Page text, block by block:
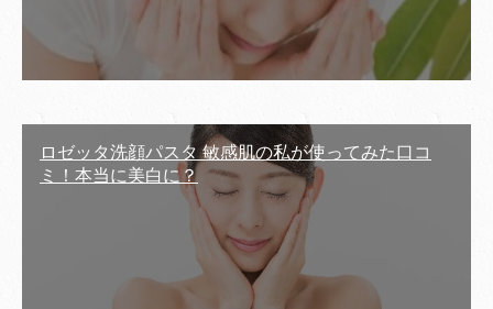
ロゼッタ洗顔パスタ 敏感肌の私が使ってみた口コ
ミ！本当に美白に？